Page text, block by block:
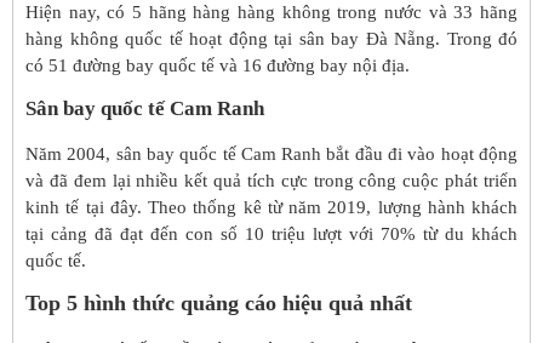
Hiện nay, có 5 hãng hàng hàng không trong nước và 33 hãng
hàng không quốc tế hoạt động tại sân bay Đà Nẵng. Trong đó
có 51 đường bay quốc tế và 16 đường bay nội địa.
Sân bay quốc tế Cam Ranh
Năm 2004, sân bay quốc tế Cam Ranh bắt đầu đi vào hoạt động
và đã đem lại nhiều kết quả tích cực trong công cuộc phát triển
kinh tế tại đây. Theo thống kê từ năm 2019, lượng hành khách
tại cảng đã đạt đến con số 10 triệu lượt với 70% từ du khách
quốc tế.
Top 5 hình thức quảng cáo hiệu quả nhất